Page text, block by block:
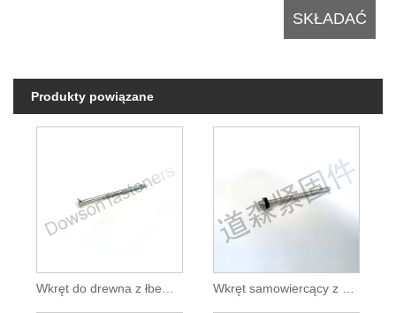
Produkty powiązane